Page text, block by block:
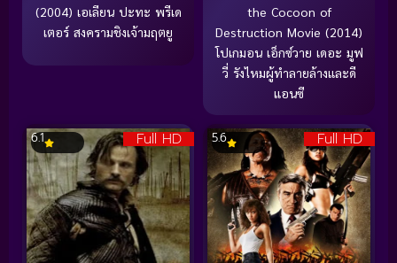
(2004) เอเลียน ปะทะ พรีเด
เตอร์ สงครามชิงเจ้ามฤตยู
the Cocoon of
Destruction Movie (2014)
โปเกมอน เอ็กซ์วาย เดอะ มูฟ
วี่ รังไหมผู้ทำลายล้างและดี
แอนซี
Full HD
6.1 Full HD
5.6